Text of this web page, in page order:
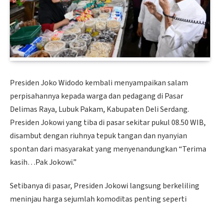
Presiden Joko Widodo kembali menyampaikan salam
perpisahannya kepada warga dan pedagang di Pasar
Delimas Raya, Lubuk Pakam, Kabupaten Deli Serdang.
Presiden Jokowi yang tiba di pasar sekitar pukul 08.50 WIB,
disambut dengan riuhnya tepuk tangan dan nyanyian
spontan dari masyarakat yang menyenandungkan “Terima
kasih…Pak Jokowi.”
Setibanya di pasar, Presiden Jokowi langsung berkeliling
meninjau harga sejumlah komoditas penting seperti